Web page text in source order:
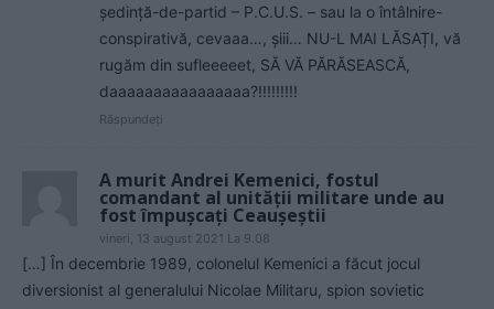
ședință-de-partid – P.C.U.S. – sau la o întâlnire-
conspirativă, cevaaa…, șiii… NU-L MAI LĂSAȚI, vă
rugăm din sufleeeeet, SĂ VĂ PĂRĂSEASCĂ,
daaaaaaaaaaaaaaaa?!!!!!!!!!
Răspundeți
A murit Andrei Kemenici, fostul
comandant al unităţii militare unde au
fost împuşcaţi Ceauşeştii
vineri, 13 august 2021 La 9.08
[…] În decembrie 1989, colonelul Kemenici a făcut jocul
diversionist al generalului Nicolae Militaru, spion sovietic